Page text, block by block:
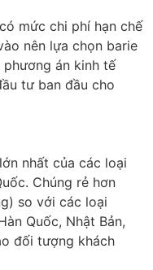
mức chi phí hạn chế
nên lựa chọn barie
án kinh tế
tư ban đầu cho
nhất của các loại
Chúng rẻ hơn
so với các loại
Quốc, Nhật Bản,
đối tượng khách